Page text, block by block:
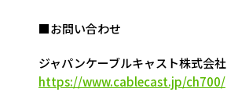
■お問い合わせ
ジャパンケーブルキャスト株式会社
https://www.cablecast.jp/ch700/